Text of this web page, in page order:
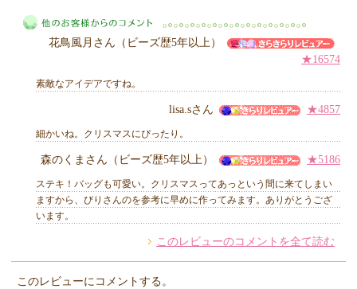
MIYUKI先生からのコメント
他のお客様からのコメント
花鳥風月さん（ビーズ歴5年以上）
★16574
素敵なアイデアですね。
lisa.sさん ★4857
細かいね。クリスマスにぴったり。
森のくまさん（ビーズ歴5年以上） ★5186
ステキ！バッグも可愛い。クリスマスってあっという間に来てしまい
ますから、びりさんのを参考に早めに作ってみます。ありがとうござ
います。
このレビューのコメントを全て読む
このレビューにコメントする。